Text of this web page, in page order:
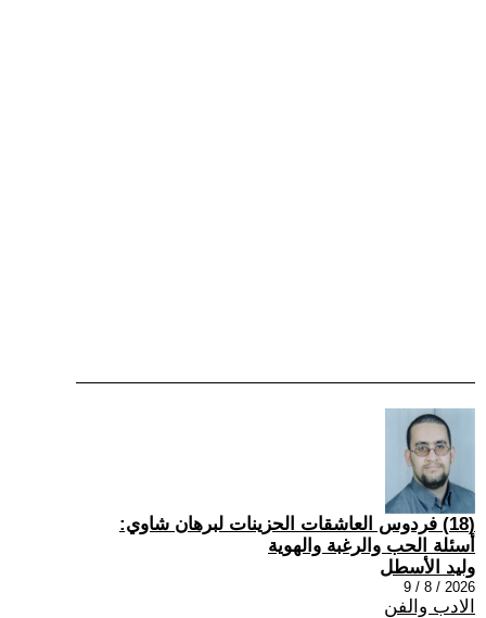
(18) فردوس العاشقات الحزينات لبرهان شاوي:
أسئلة الحب والرغبة والهوية
وليد الأسطل
2026 / 8 / 9
الادب والفن